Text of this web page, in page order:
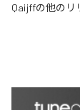
Qaijffの他のリ